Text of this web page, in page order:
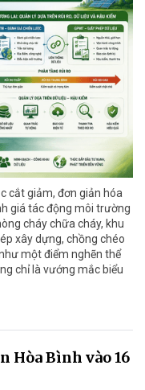
cắt giảm, đơn giản hóa
giá tác động môi trường
cháy chữa cháy, khu
xây dựng, chồng chéo
một điểm nghẽn thể
chỉ là vướng mắc biểu
Hòa Bình vào 16